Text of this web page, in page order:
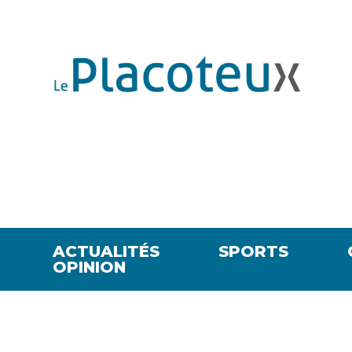
ACTUALITÉS SPORTS
OPINION